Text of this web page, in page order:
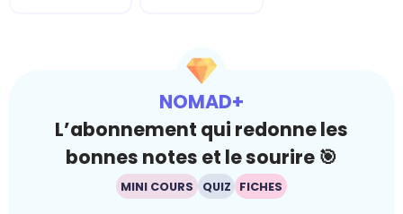
NOMAD+
L’abonnement qui redonne les
bonnes notes et le sourire 🎯
MINI COURS QUIZ FICHES